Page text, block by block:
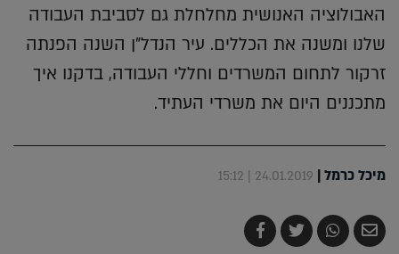
האבולוציה האנושית מחלחלת גם לסביבת העבודה
שלנו ומשנה את הכללים. עיר הנדל"ן השנה הפנתה
זרקור לתחום המשרדים וחללי העבודה, בדקנו איך
מתכננים היום את משרדי העתיד.
מיכל כרמל|
24.01.2019 | 15:12
שלח
בדואר
שתף
ב-
צייץ
ב-
שתף
ב-